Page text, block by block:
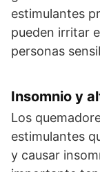
estimulantes
pueden irritar
personas
Insomnio y
Los
estimulantes
y causar